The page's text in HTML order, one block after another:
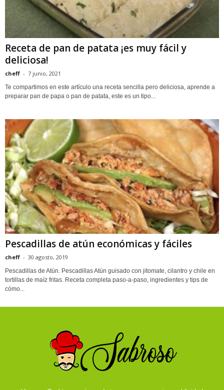
Receta de pan de patata ¡es muy fácil y
deliciosa!
cheff - 7 junio, 2021
Te compartimos en este artículo una receta sencilla pero deliciosa, aprende a
preparar pan de papa o pan de patata, este es un tipo...
Pescadillas de atún económicas y fáciles
cheff - 30 agosto, 2019
Pescadillas de Atún. Pescadillas Atún guisado con jitomate, cilantro y chile en
tortillas de maíz fritas. Receta completa paso-a-paso, ingredientes y tips de
cómo...